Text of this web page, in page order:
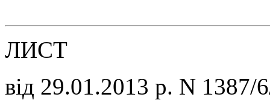
ЛИСТ
від 29.01.2013 р. N 1387/